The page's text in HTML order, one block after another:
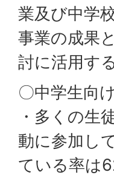
業及び中学
事業の成果
討に活用する
〇中学生向
・多くの生
動に参加し
ている率は